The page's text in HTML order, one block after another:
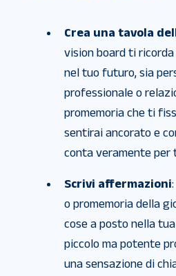
Crea una tavola
vision board ti
nel tuo futuro, sia
professionale o
promemoria che ti
sentirai ancorato e
conta veramente per
Scrivi affermazioni
o promemoria della
cose a posto nella
piccolo ma potente
una sensazione di